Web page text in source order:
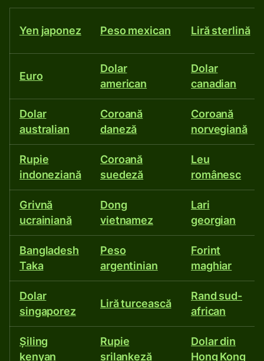
și
încă
40
de
alte
monede.
Yen japonez Peso mexican Liră sterlină
Euro
Dolar
american
Dolar
canadian
Dolar
australian
Coroană
daneză
Coroană
norvegiană
Rupie
indoneziană
Coroană
suedeză
Leu
românesc
Grivnă
ucrainiană
Dong
vietnamez
Lari
georgian
Bangladesh
Taka
Peso
argentinian
Forint
maghiar
Dolar
singaporez
Liră turcească
Rand sud-
african
Șiling
kenyan
Rupie
srilankeză
Dolar din
Hong Kong